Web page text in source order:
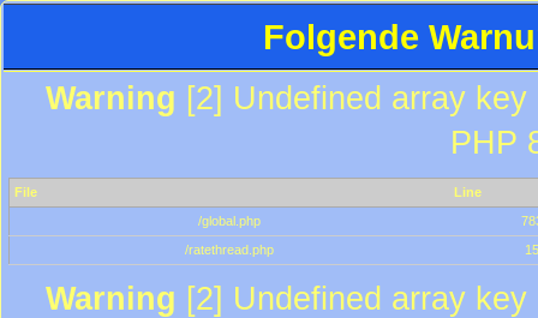
Folgende
Warning [2] Undefined array
PHP
File
Line
/global.php
/ratethread.php
15
Warning [2] Undefined array